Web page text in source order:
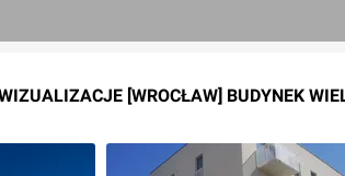
[WROCŁAW] BUDYNEK